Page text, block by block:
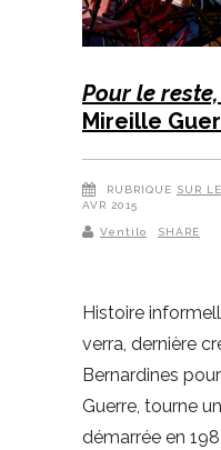
Pour le
Mireille
RUBRIQUE SUR
AVR 2015
Ventilo SHARE
Histoire
verra, dernière
Bernardines
Guerre, tourne
démarrée en